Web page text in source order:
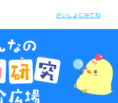
さいしょにみてね